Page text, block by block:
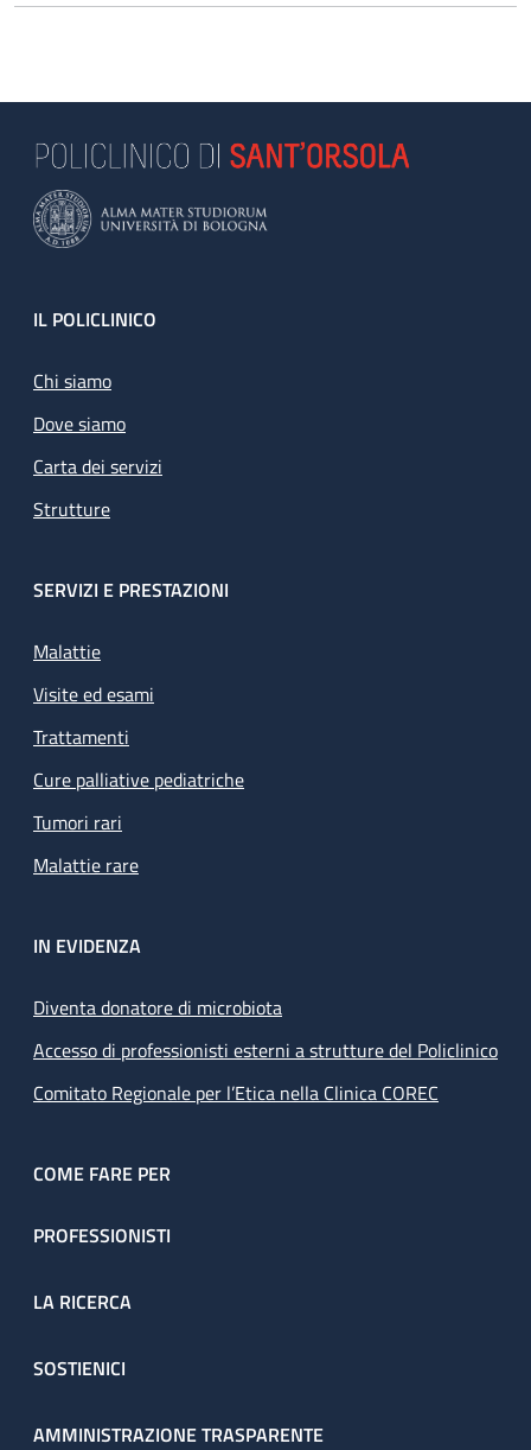
Footer
IL POLICLINICO
Chi siamo
Dove siamo
Carta dei servizi
Strutture
SERVIZI E PRESTAZIONI
Malattie
Visite ed esami
Trattamenti
Cure palliative pediatriche
Tumori rari
Malattie rare
IN EVIDENZA
Diventa donatore di microbiota
Accesso di professionisti esterni a strutture del Policlinico
Comitato Regionale per l’Etica nella Clinica COREC
COME FARE PER
PROFESSIONISTI
LA RICERCA
SOSTIENICI
AMMINISTRAZIONE TRASPARENTE